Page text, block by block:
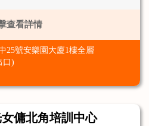
查看詳情
25號安樂園大廈1樓全層
口)
女傭北角培訓中心